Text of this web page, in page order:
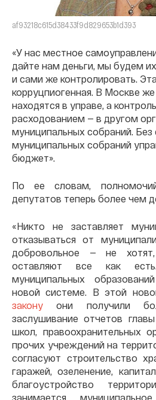
af93218c615d38433f9d829653b1d393
«У нас местное
дайте нам деньги, мы будем
и сами же контролировать.
корруцпиогенная. В Москве же
находятся в управе, а
расходованием — в другом
муниципальных собраний. Без
муниципальных собраний
бюджет».
По ее словам,
депутатов теперь более чем
«Никто не заставляет
отказываться от
добровольное — не
оставляют все как
муниципальных
новой системе. В этой
закону они получили
заслушивание отчетов
школ, правоохранительных
прочих учреждений на
согласуют строительство
гаражей, озеленение,
благоустройство
занимается